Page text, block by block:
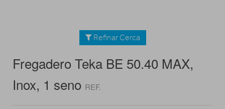
Refinar Cerca
Fregadero Teka BE 50.40 MAX,
Inox, 1 seno REF.